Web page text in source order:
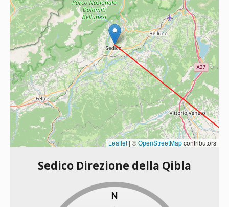
Leaflet | ©OpenStreetMapcontributors
Sedico Direzione della Qibla